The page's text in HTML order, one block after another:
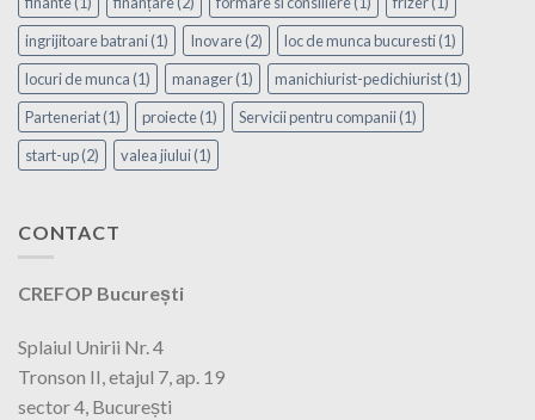
ingrijitoare batrani(1) Inovare(2) loc de munca bucuresti(1)
locuri de munca (1) manager(1) manichiurist-pedichiurist(1)
Parteneriat(1) proiecte(1) Servicii pentru companii(1)
start-up(2) valea jiului(1)
CONTACT
CREFOP București
Splaiul Unirii Nr. 4
Tronson II, etajul 7, ap. 19
sector 4, București